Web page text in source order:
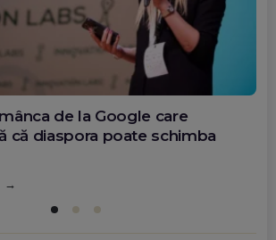
de la Google care
că diaspora poate schimba